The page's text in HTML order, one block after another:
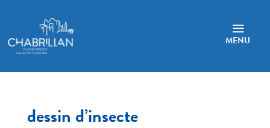
a
MENU
dessin d’insecte